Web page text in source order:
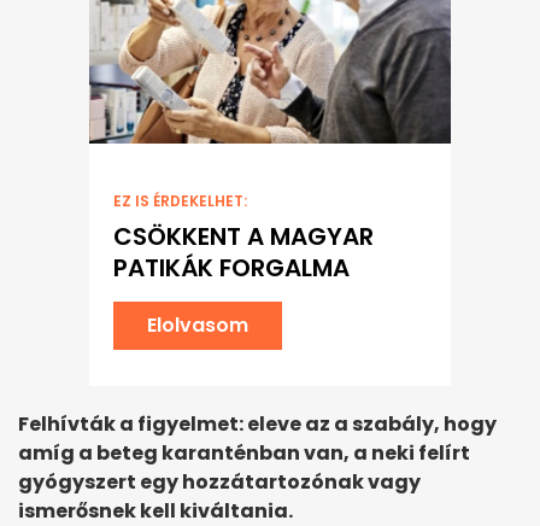
EZ IS ÉRDEKELHET:
CSÖKKENT A MAGYAR
PATIKÁK FORGALMA
Elolvasom
Felhívták a figyelmet: eleve az a szabály, hogy
amíg a beteg karanténban van, a neki felírt
gyógyszert egy hozzátartozónak vagy
ismerősnek kell kiváltania.